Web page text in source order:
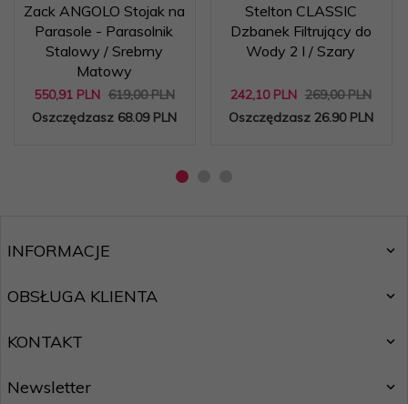
Zack ANGOLO Stojak na
Parasole - Parasolnik
Stalowy / Srebrny
Matowy
550,91 PLN 619,00 PLN
Oszczędzasz 68.09 PLN
Stelton CLASSIC
Dzbanek Filtrujący do
Wody 2 l / Szary
242,10 PLN 269,00 PLN
Oszczędzasz 26.90 PLN
INFORMACJE
OBSŁUGA KLIENTA
KONTAKT
Newsletter